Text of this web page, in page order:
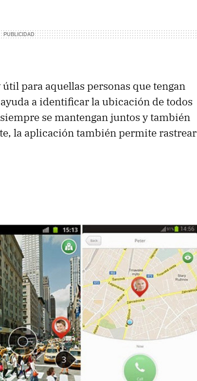
para aquellas personas que tengan
a identificar la ubicación de todos
se mantengan juntos y también
la aplicación también permite rastrear